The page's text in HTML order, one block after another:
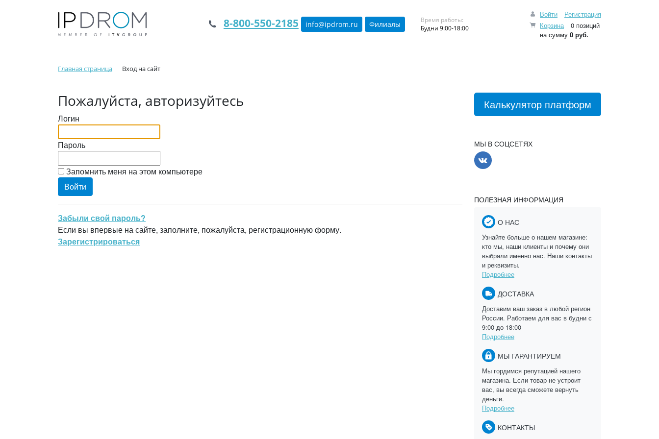
Войти
Регистрация
Корзина
0 позиций
на сумму 0 руб.
8-800-550-2185 info@ipdrom.ru Филиалы
Время работы:
Будни 9:00-18:00
Главная страница Вход на сайт
Пожалуйста, авторизуйтесь
Логин
Пароль
Запомнить меня на этом компьютере
Забыли свой пароль?
Если вы впервые на сайте, заполните, пожалуйста, регистрационную форму.
Зарегистрироваться
Калькулятор платформ
МЫ В СОЦСЕТЯХ
ПОЛЕЗНАЯ ИНФОРМАЦИЯ
О НАС
Узнайте больше о нашем магазине:
кто мы, наши клиенты и почему они
выбрали именно нас. Наши контакты
и реквизиты.
Подробнее
ДОСТАВКА
Доставим ваш заказ в любой регион
России. Работаем для вас в будни с
9:00 до 18:00
Подробнее
МЫ ГАРАНТИРУЕМ
Мы гордимся репутацией нашего
магазина. Если товар не устроит
вас, вы всегда сможете вернуть
деньги.
Подробнее
КОНТАКТЫ